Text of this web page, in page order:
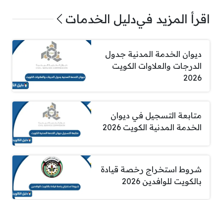
اقرأ المزيد فيدليل الخدمات
ديوان الخدمة المدنية جدول
الدرجات والعلاوات الكويت
2026
متابعة التسجيل في ديوان
الخدمة المدنية الكويت 2026
شروط استخراج رخصة قيادة
بالكويت للوافدين 2026